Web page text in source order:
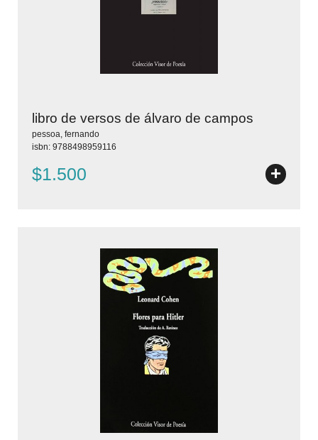
libro de versos de álvaro de campos
pessoa, fernando
isbn: 9788498959116
$1.500 +